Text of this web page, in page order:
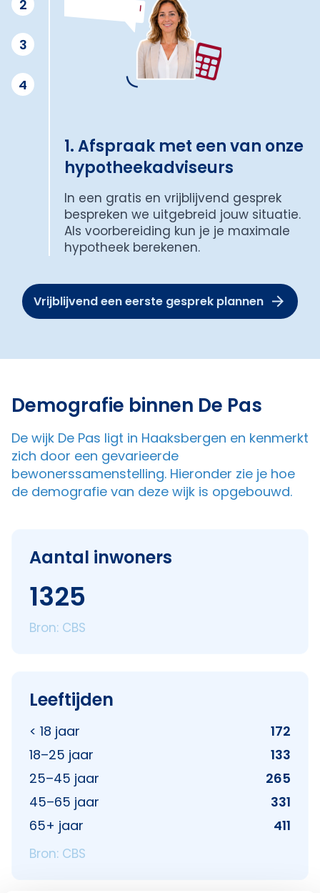
2
3
4
1. Afspraak met een van onze
hypotheekadviseurs
In een gratis en vrijblijvend gesprek
bespreken we uitgebreid jouw situatie.
Als voorbereiding kun je je maximale
hypotheek berekenen.
Vrijblijvend een eerste gesprek plannen
Demografie binnen De Pas
De wijk De Pas ligt in Haaksbergen en kenmerkt
zich door een gevarieerde
bewonerssamenstelling. Hieronder zie je hoe
de demografie van deze wijk is opgebouwd.
Aantal inwoners
1325
Bron: CBS
Leeftijden
< 18 jaar
172
18–25 jaar
133
25–45 jaar
265
45–65 jaar
331
65+ jaar
411
Bron: CBS